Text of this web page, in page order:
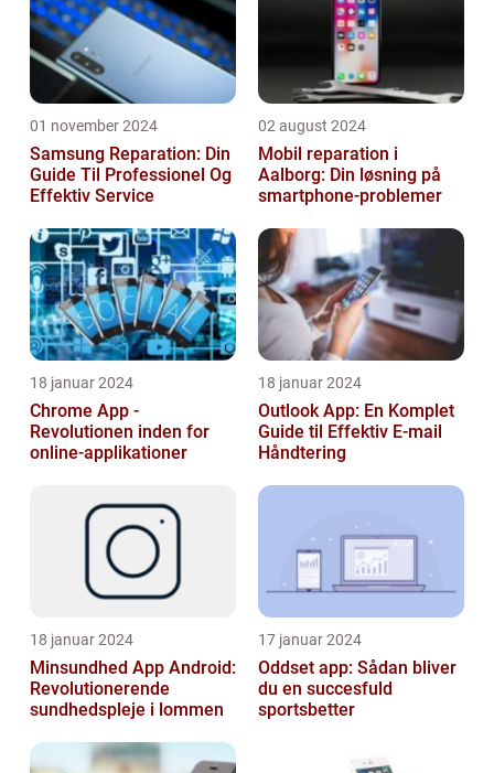
01 november 2024
Samsung Reparation: Din
Guide Til Professionel Og
Effektiv Service
02 august 2024
Mobil reparation i
Aalborg: Din løsning på
smartphone-problemer
18 januar 2024
Chrome App -
Revolutionen inden for
online-applikationer
18 januar 2024
Outlook App: En Komplet
Guide til Effektiv E-mail
Håndtering
18 januar 2024
Minsundhed App Android:
Revolutionerende
sundhedspleje i lommen
17 januar 2024
Oddset app: Sådan bliver
du en succesfuld
sportsbetter